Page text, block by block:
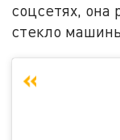
соцсетях, она
стекло